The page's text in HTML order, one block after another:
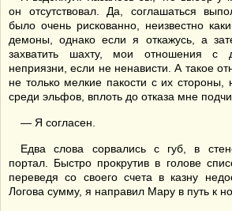
он отсутствовал. Да, соглашаться
было очень рискованно, неизвестно
демоны, однако если я откажусь, а
захватить шахту, мои отношения с
неприязни, если не ненависти. А такое
не только мелкие пакости с их
среди эльфов, вплоть до отказа мне
— Я согласен.
Едва слова сорвались с губ, в
портал. Быстро прокрутив в голове
переведя со своего счета в казну
Логова сумму, я направил Мару в путь к